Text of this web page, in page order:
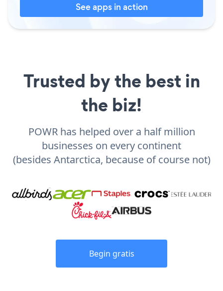
See apps in action
Trusted by the best in
the biz!
POWR has helped over a half million
businesses on every continent
(besides Antarctica, because of course not)
Begin gratis